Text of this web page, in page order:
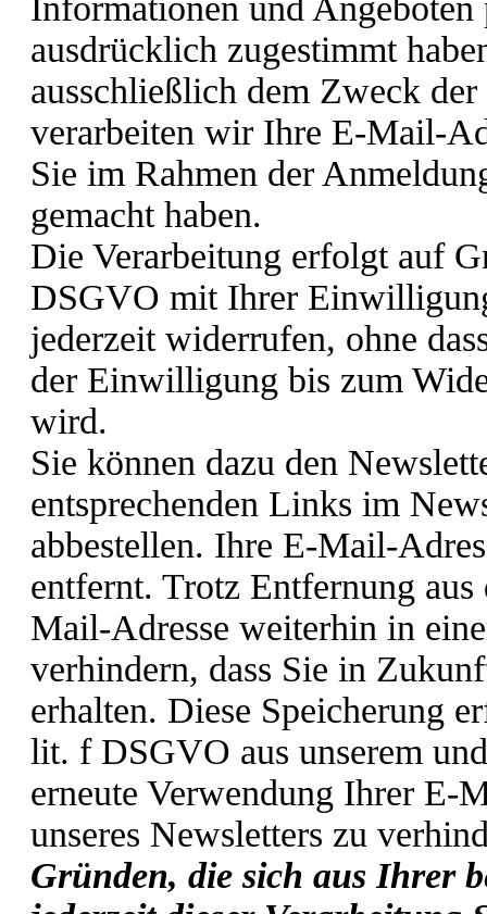
Informationen und
ausdrücklich zugestimmt
ausschließlich dem Zweck
verarbeiten wir Ihre E-Mail-
Sie im Rahmen der
gemacht haben.
Die Verarbeitung erfolgt auf
DSGVO mit Ihrer
jederzeit widerrufen, ohne
der Einwilligung bis zum
wird.
Sie können dazu den
entsprechenden Links im
abbestellen. Ihre E-Mail-
entfernt. Trotz Entfernung
Mail-Adresse weiterhin in
verhindern, dass Sie in
erhalten. Diese Speicherung
lit. f DSGVO aus unserem
erneute Verwendung Ihrer E-
unseres Newsletters zu
Gründen, die sich aus Ihrer